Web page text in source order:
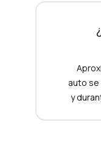
auto se
y